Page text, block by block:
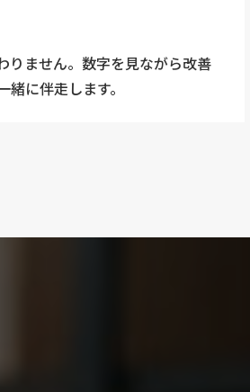
りません。数字を見ながら改善
に伴走します。